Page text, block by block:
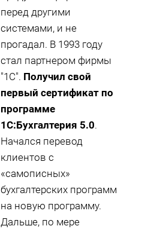
перед другими
системами, и не
прогадал. В 1993 году
стал партнером фирмы
"1С". Получил свой
первый сертификат по
программе
1С:Бухгалтерия 5.0.
Начался перевод
клиентов с
«самописных»
бухгалтерских программ
на новую программу.
Дальше, по мере